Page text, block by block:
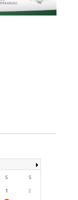
S S
1 2